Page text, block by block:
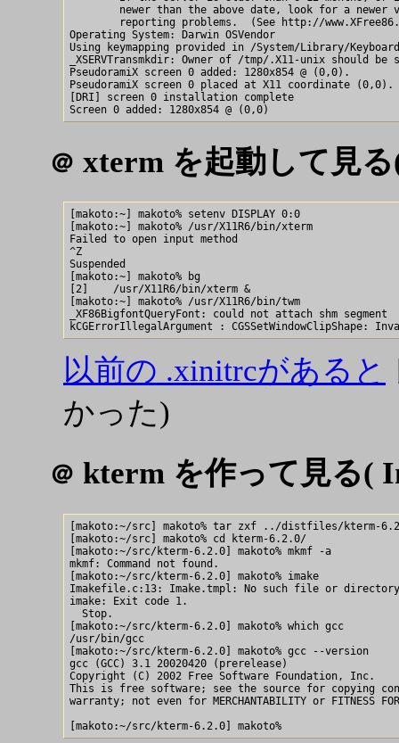
newer than the above date, look for a newer
reporting problems.  (See http://
Operating System: Darwin OSVendor
Using keymapping provided in /System/Library/
_XSERVTransmkdir: Owner of /tmp/.X11-unix should
PseudoramiX screen 0 added: 1280x854 @ (0,0).
PseudoramiX screen 0 placed at X11 coordinate (0,0).
[DRI] screen 0 installation complete
＠ xterm を起動して見
[makoto:~] makoto% setenv DISPLAY 0:0
[makoto:~] makoto% /usr/X11R6/bin/xterm
Failed to open input method
^Z
Suspended
[makoto:~] makoto% bg
[2]    /usr/X11R6/bin/xterm &
[makoto:~] makoto% /usr/X11R6/bin/twm
_XF86BigfontQueryFont: could not attach shm segment
以前の .xinitrcがあると
かった)
＠ kterm を作って見る(
[makoto:~/src] makoto% tar zxf ../distfiles/kterm-
[makoto:~/src] makoto% cd kterm-6.2.0/
[makoto:~/src/kterm-6.2.0] makoto% mkmf -a
mkmf: Command not found.
[makoto:~/src/kterm-6.2.0] makoto% imake
Imakefile.c:13: Imake.tmpl: No such file or directory
imake: Exit code 1.
  Stop.
[makoto:~/src/kterm-6.2.0] makoto% which gcc
/usr/bin/gcc
[makoto:~/src/kterm-6.2.0] makoto% gcc --version
gcc (GCC) 3.1 20020420 (prerelease)
Copyright (C) 2002 Free Software Foundation, Inc.
This is free software; see the source for copying
warranty; not even for MERCHANTABILITY or FITNESS FOR